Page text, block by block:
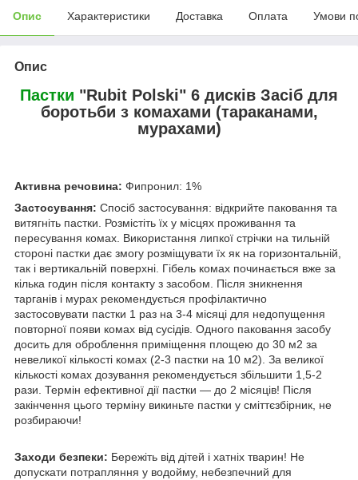
Опис Характеристики Доставка Оплата Умови
Опис
Пастки "Rubit Polski" 6 дисків Засіб для
боротьби з комахами (тараканами,
мурахами)
Активна речовина: Фипронил: 1%
Застосування: Спосіб застосування: відкрийте паковання та
витягніть пастки. Розмістіть їх у місцях проживання та
пересування комах. Використання липкої стрічки на тильній
стороні пастки дає змогу розміщувати їх як на горизонтальній,
так і вертикальній поверхні. Гібель комах починається вже за
кілька годин після контакту з засобом. Після зникнення
тарганів і мурах рекомендується профілактично
застосовувати пастки 1 раз на 3-4 місяці для недопущення
повторної появи комах від сусідів. Одного паковання засобу
досить для оброблення приміщення площею до 30 м2 за
невеликої кількості комах (2-3 пастки на 10 м2). За великої
кількості комах дозування рекомендується збільшити 1,5-2
рази. Термін ефективної дії пастки — до 2 місяців! Після
закінчення цього терміну викиньте пастки у сміттєзбірник, не
розбираючи!
Заходи безпеки: Бережіть від дітей і хатніх тварин! Не
допускати потрапляння у водойму, небезпечний для